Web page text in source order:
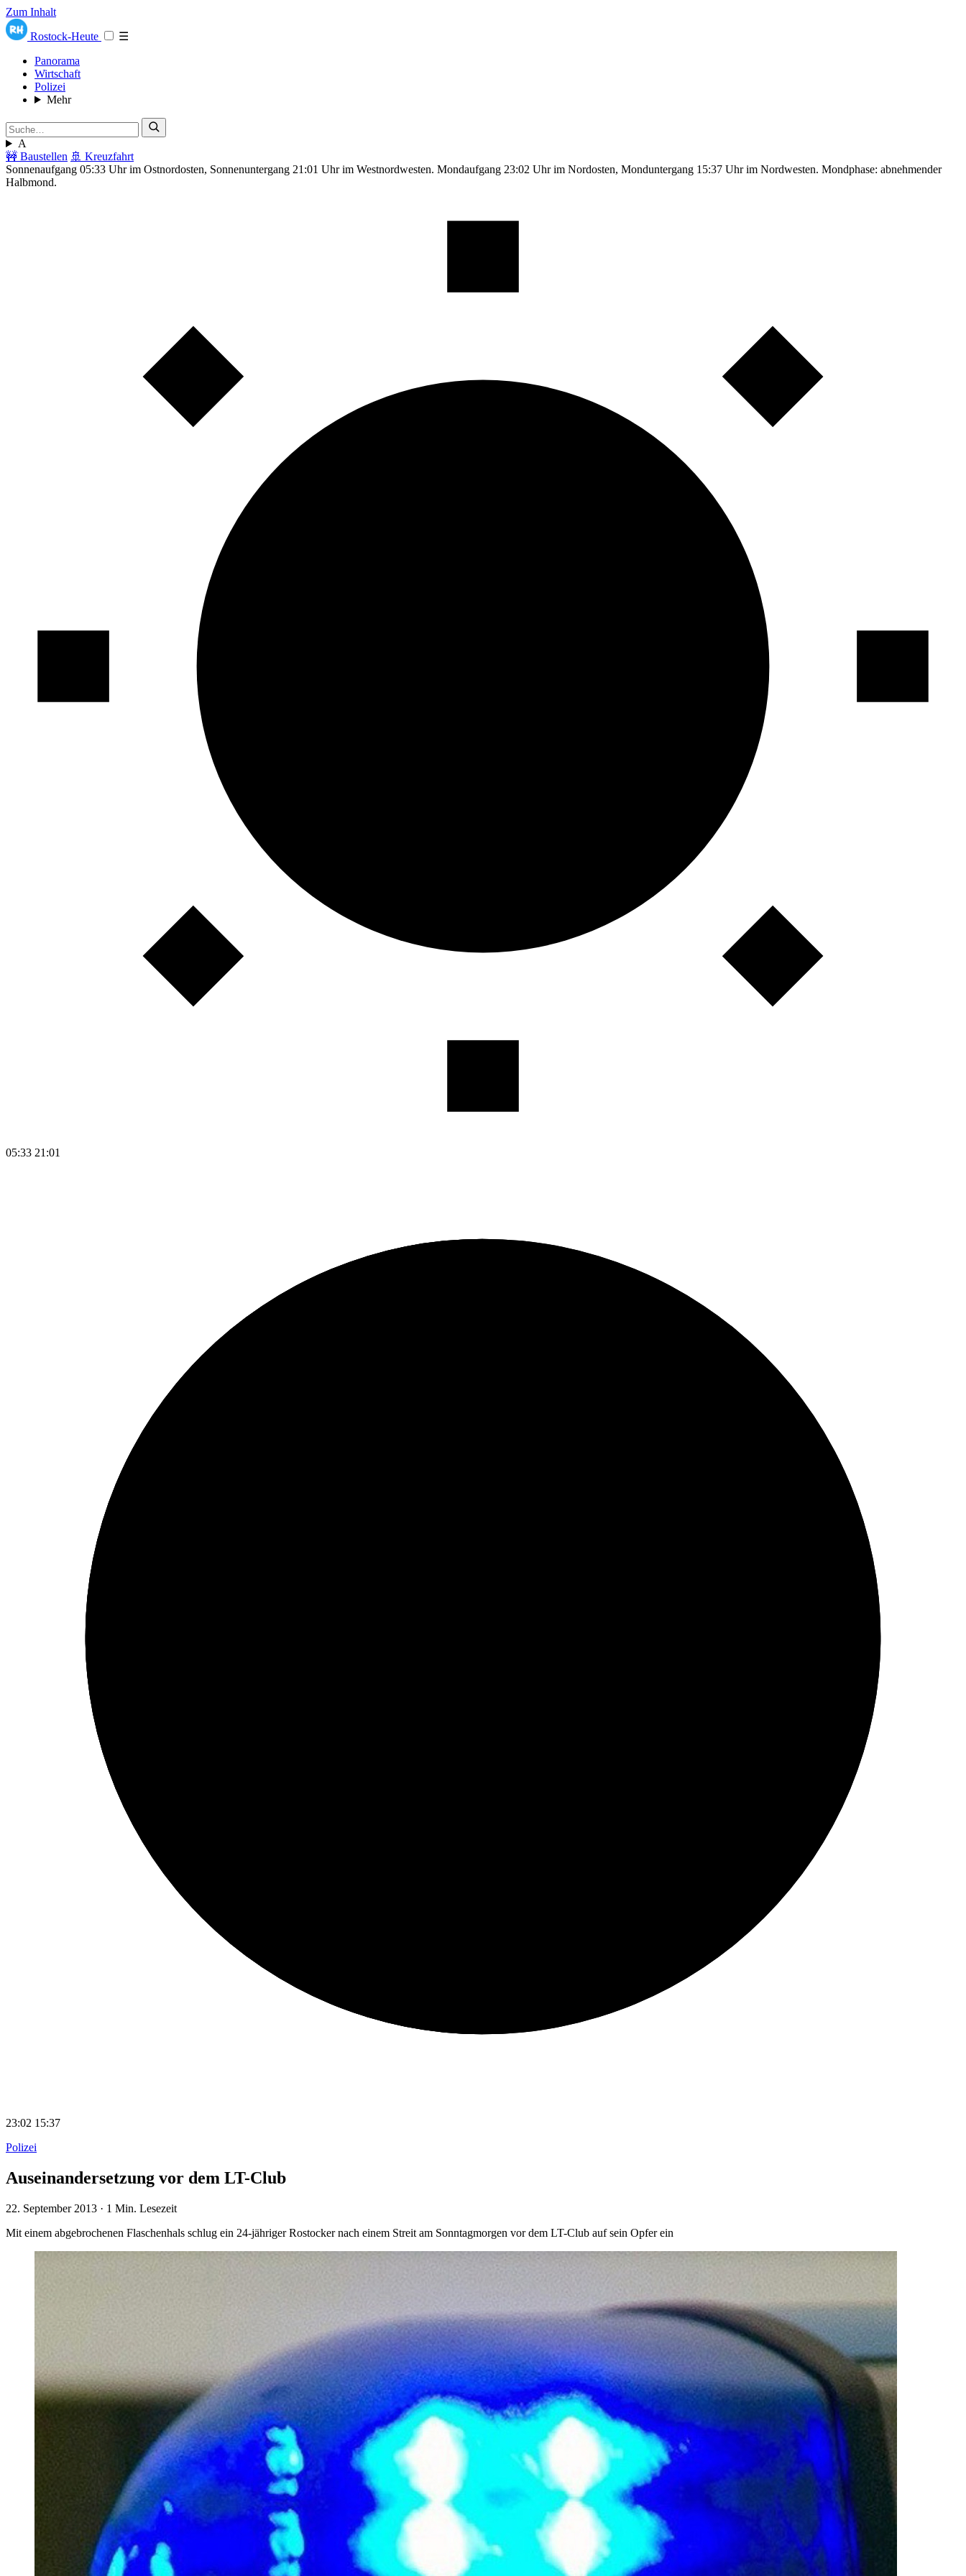
Zum Inhalt
Rostock-Heute
☰
Panorama
Wirtschaft
Polizei
Mehr
A
🚧 Baustellen 🚢 Kreuzfahrt
Sonnenaufgang 05:33 Uhr im Ostnordosten, Sonnenuntergang 21:01 Uhr im Westnordwesten. Mondaufgang 23:02 Uhr im Nordosten, Monduntergang 15:37 Uhr im Nordwesten. Mondphase: abnehmender
Halbmond.
05:33 21:01
23:02 15:37
Polizei
Auseinandersetzung vor dem LT-Club
22. September 2013 · 1 Min. Lesezeit
Mit einem abgebrochenen Flaschenhals schlug ein 24-jähriger Rostocker nach einem Streit am Sonntagmorgen vor dem LT-Club auf sein Opfer ein